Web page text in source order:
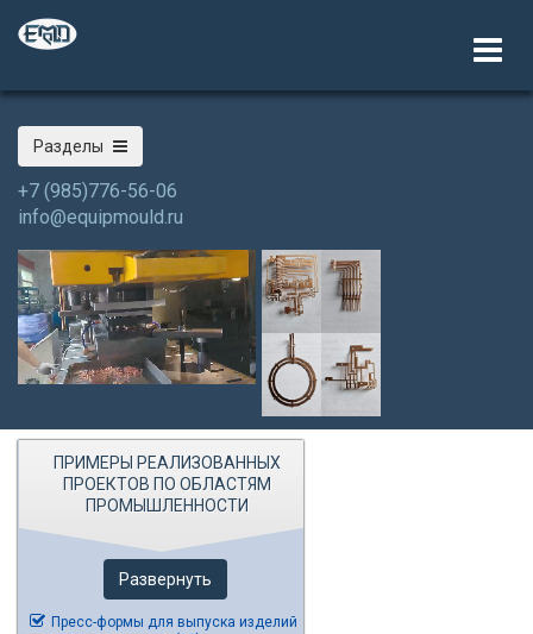
Разделы
+7 (985)776-56-06
info@equipmould.ru
ПРИМЕРЫ РЕАЛИЗОВАННЫХ
ПРОЕКТОВ ПО ОБЛАСТЯМ
ПРОМЫШЛЕННОСТИ
Развернуть
Пресс-формы для выпуска изделий